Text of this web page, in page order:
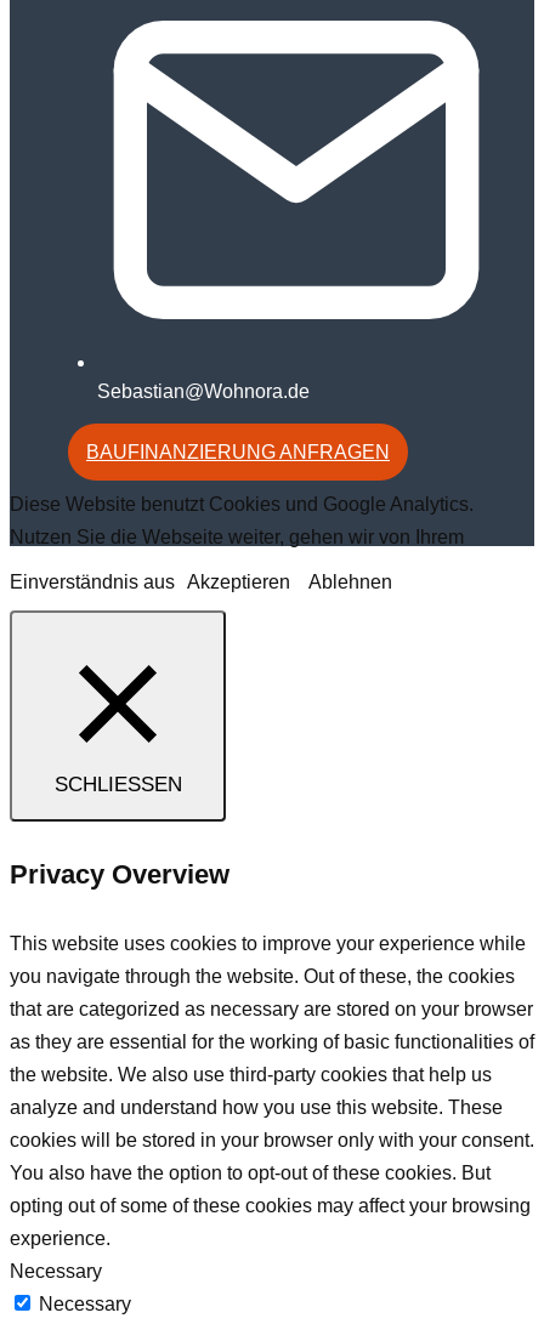
Sebastian@Wohnora.de
BAUFINANZIERUNG ANFRAGEN
Diese Website benutzt Cookies und Google Analytics.
Nutzen Sie die Webseite weiter, gehen wir von Ihrem
Einverständnis aus Akzeptieren Ablehnen
SCHLIESSEN
Privacy Overview
This website uses cookies to improve your experience while
you navigate through the website. Out of these, the cookies
that are categorized as necessary are stored on your browser
as they are essential for the working of basic functionalities of
the website. We also use third-party cookies that help us
analyze and understand how you use this website. These
cookies will be stored in your browser only with your consent.
You also have the option to opt-out of these cookies. But
opting out of some of these cookies may affect your browsing
experience.
Necessary
Necessary